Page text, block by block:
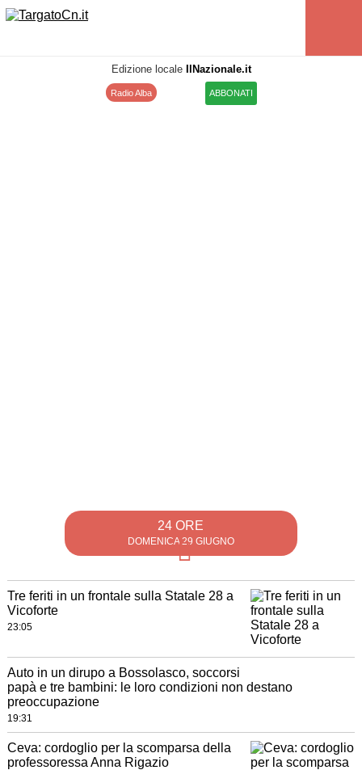
Edizione locale IlNazionale.it
Radio Alba ABBONATI
24 ORE
DOMENICA 29 GIUGNO
Tre feriti in un frontale sulla Statale 28 a
Vicoforte
23:05
Auto in un dirupo a Bossolasco, soccorsi
papà e tre bambini: le loro condizioni non destano
preoccupazione
19:31
Ceva: cordoglio per la scomparsa della
professoressa Anna Rigazio